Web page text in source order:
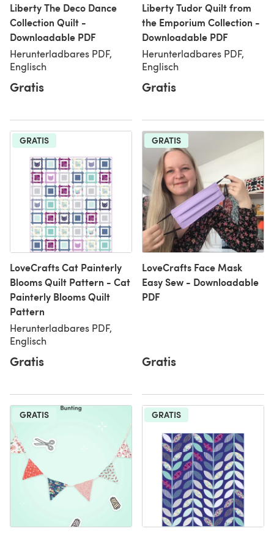
Liberty The Deco Dance
Collection Quilt -
Downloadable PDF
Herunterladbares PDF,
Englisch
Gratis
Liberty Tudor Quilt from
the Emporium Collection -
Downloadable PDF
Herunterladbares PDF,
Englisch
Gratis
GRATIS
LoveCrafts Cat Painterly
Blooms Quilt Pattern - Cat
Painterly Blooms Quilt
Pattern
Herunterladbares PDF,
Englisch
Gratis
GRATIS
LoveCrafts Face Mask
Easy Sew - Downloadable
PDF
Gratis
GRATIS GRATIS